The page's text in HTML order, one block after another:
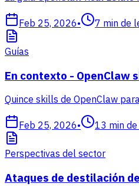
Feb 25, 2026• 7 min de
Guías
En contexto - OpenClaw
Quince skills de OpenClaw
Feb 25, 2026• 13 min
Perspectivas del sector
Ataques de destilación